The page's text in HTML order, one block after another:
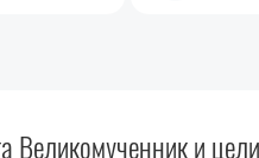
Великомученник и